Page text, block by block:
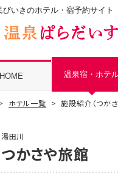
びいきのホテル・宿予約サイト
HOME 温泉宿・ホテ
ホテル一覧 施設紹介（つか
湯田川
つかさや旅館